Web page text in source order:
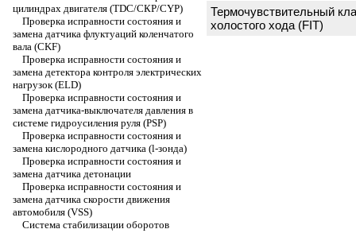
цилиндрах двигателя (TDC/СКР/CYP)
Проверка исправности состояния и
замена датчика флуктуаций коленчатого
вала (CKF)
Проверка исправности состояния и
замена детектора контроля электрических
нагрузок (ELD)
Проверка исправности состояния и
замена датчика-выключателя давления в
системе гидроусиления руля (PSP)
Проверка исправности состояния и
замена кислородного датчика (l-зонда)
Проверка исправности состояния и
замена датчика детонации
Проверка исправности состояния и
замена датчика скорости движения
автомобиля (VSS)
Система стабилизации оборотов
Термочувствительный
холостого хода (FIT)